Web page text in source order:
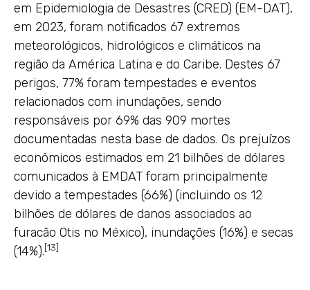
em Epidemiologia de Desastres (CRED) (EM-DAT),
em 2023, foram notificados 67 extremos
meteorológicos, hidrológicos e climáticos na
região da América Latina e do Caribe. Destes 67
perigos, 77% foram tempestades e eventos
relacionados com inundações, sendo
responsáveis por 69% das 909 mortes
documentadas nesta base de dados. Os prejuízos
econômicos estimados em 21 bilhões de dólares
comunicados à EMDAT foram principalmente
devido a tempestades (66%) (incluindo os 12
bilhões de dólares de danos associados ao
furacão Otis no México), inundações (16%) e secas
(14%).[13]